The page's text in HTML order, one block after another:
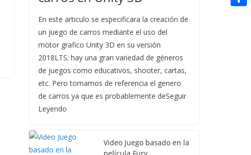
En este articulo se especificara la creación de
un juego de carros mediante el uso del
motor grafico Unity 3D en su versión
2018LTS; hay una gran variedad de géneros
de juegos como educativos, shooter, cartas,
etc. Pero tomamos de referencia el genero
de carros ya que es probablemente deSeguir
Leyendo
Video Juego basado en la
película Fury
n
a